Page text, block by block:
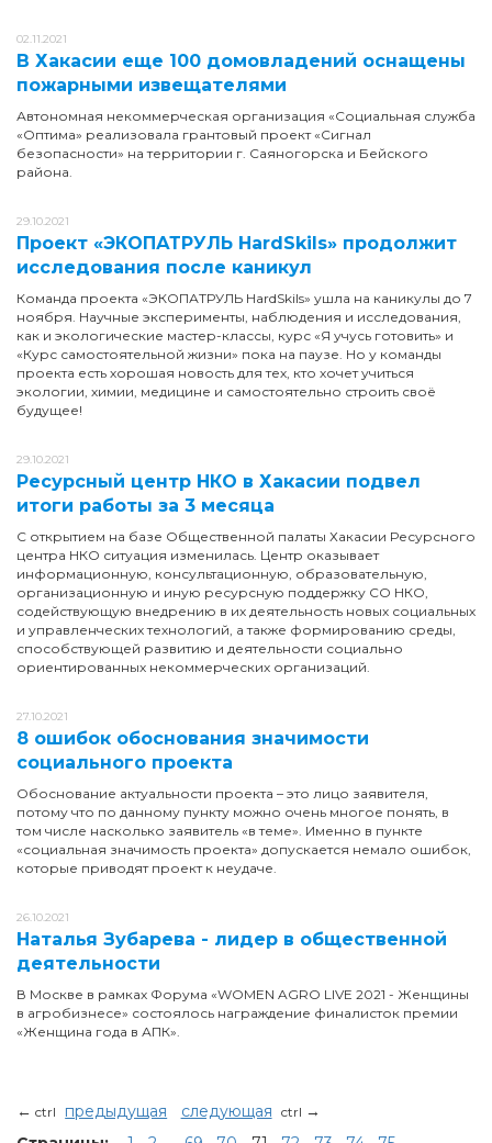
02.11.2021
В Хакасии еще 100 домовладений оснащены
пожарными извещателями
Автономная некоммерческая организация «Социальная служба
«Оптима» реализовала грантовый проект «Сигнал
безопасности» на территории г. Саяногорска и Бейского
района.
29.10.2021
Проект «ЭКОПАТРУЛЬ HardSkils» продолжит
исследования после каникул
Команда проекта «ЭКОПАТРУЛЬ HardSkils» ушла на каникулы до 7
ноября. Научные эксперименты, наблюдения и исследования,
как и экологические мастер-классы, курс «Я учусь готовить» и
«Курс самостоятельной жизни» пока на паузе. Но у команды
проекта есть хорошая новость для тех, кто хочет учиться
экологии, химии, медицине и самостоятельно строить своё
будущее!
29.10.2021
Ресурсный центр НКО в Хакасии подвел
итоги работы за 3 месяца
С открытием на базе Общественной палаты Хакасии Ресурсного
центра НКО ситуация изменилась. Центр оказывает
информационную, консультационную, образовательную,
организационную и иную ресурсную поддержку СО НКО,
содействующую внедрению в их деятельность новых социальных
и управленческих технологий, а также формированию среды,
способствующей развитию и деятельности социально
ориентированных некоммерческих организаций.
27.10.2021
8 ошибок обоснования значимости
социального проекта
Обоснование актуальности проекта – это лицо заявителя,
потому что по данному пункту можно очень многое понять, в
том числе насколько заявитель «в теме». Именно в пункте
«социальная значимость проекта» допускается немало ошибок,
которые приводят проект к неудаче.
26.10.2021
Наталья Зубарева - лидер в общественной
деятельности
В Москве в рамках Форума «WOMEN AGRO LIVE 2021 - Женщины
в агробизнесе» состоялось награждение финалисток премии
«Женщина года в АПК».
← ctrl предыдущая следующая ctrl →